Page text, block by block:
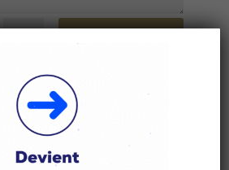
Soumettre
questions ou des
si vous souhaitez exercer
vous voulez déposer une